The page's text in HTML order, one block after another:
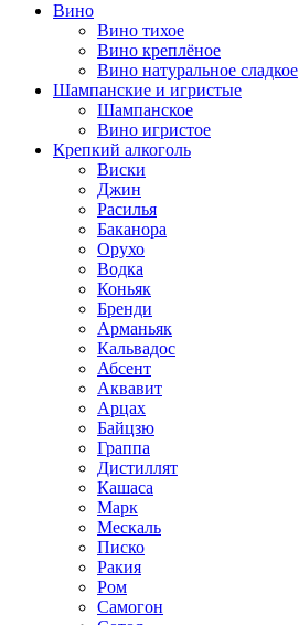
Вино
Вино тихое
Вино креплёное
Вино натуральное сладкое
Шампанские и игристые
Шампанское
Вино игристое
Крепкий алкоголь
Виски
Джин
Расилья
Баканора
Орухо
Водка
Коньяк
Бренди
Арманьяк
Кальвадос
Абсент
Аквавит
Арцах
Байцзю
Граппа
Дистиллят
Кашаса
Марк
Мескаль
Писко
Ракия
Ром
Самогон